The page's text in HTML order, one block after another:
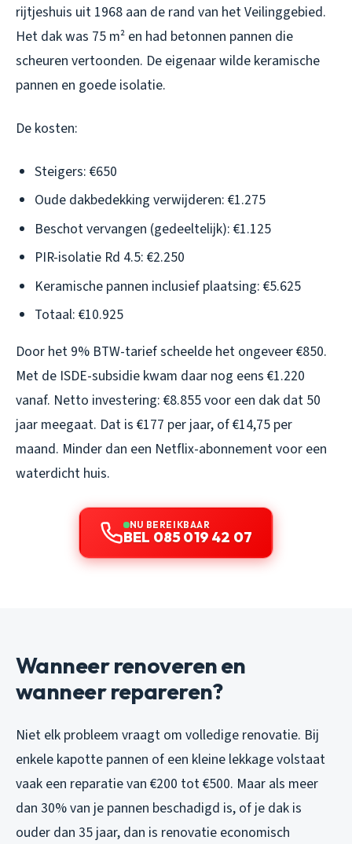
rijtjeshuis uit 1968 aan de rand van het Veilinggebied.
Het dak was 75 m² en had betonnen pannen die
scheuren vertoonden. De eigenaar wilde keramische
pannen en goede isolatie.
De kosten:
Steigers: €650
Oude dakbedekking verwijderen: €1.275
Beschot vervangen (gedeeltelijk): €1.125
PIR-isolatie Rd 4.5: €2.250
Keramische pannen inclusief plaatsing: €5.625
Totaal: €10.925
Door het 9% BTW-tarief scheelde het ongeveer €850.
Met de ISDE-subsidie kwam daar nog eens €1.220
vanaf. Netto investering: €8.855 voor een dak dat 50
jaar meegaat. Dat is €177 per jaar, of €14,75 per
maand. Minder dan een Netflix-abonnement voor een
waterdicht huis.
NU BEREIKBAAR
BEL 085 019 42 07
Wanneer renoveren en
wanneer repareren?
Niet elk probleem vraagt om volledige renovatie. Bij
enkele kapotte pannen of een kleine lekkage volstaat
vaak een reparatie van €200 tot €500. Maar als meer
dan 30% van je pannen beschadigd is, of je dak is
ouder dan 35 jaar, dan is renovatie economisch